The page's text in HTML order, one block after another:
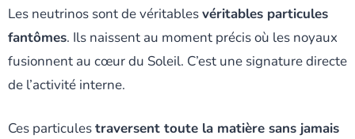
Les neutrinos sont de véritablesvéritables particules
fantômes. Ils naissent au moment précis où les noyaux
fusionnent au cœur du Soleil. C’est une signature directe
de l’activité interne.
Ces particulestraversent toute la matière sans jamais